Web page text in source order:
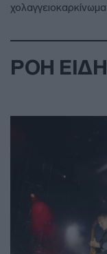
ΡΟΗ